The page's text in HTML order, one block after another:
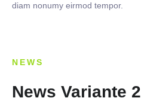
diam nonumy eirmod tempor.
NEWS
News Variante 2